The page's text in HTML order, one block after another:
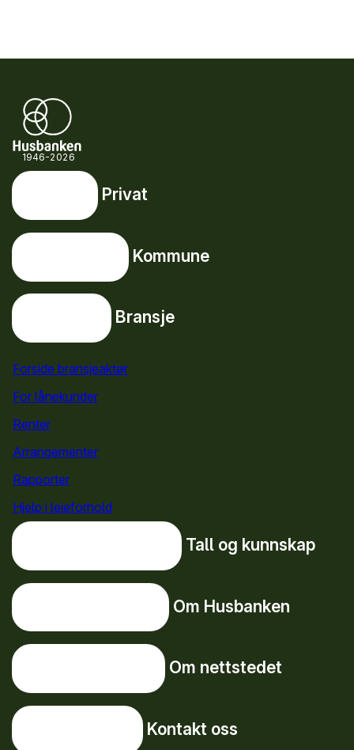
1946-2026
Snarveier
Privat
Kommune
Bransje
Forside bransjeaktør
For lånekunder
Renter
Arrangementer
Rapporter
Hjelp i leieforhold
Tall og kunnskap
Om Husbanken
Om nettstedet
Kontakt oss